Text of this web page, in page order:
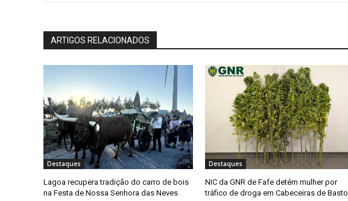
ARTIGOS RELACIONADOS
Destaques
Lagoa recupera tradição do carro de bois
na Festa de Nossa Senhora das Neves
Destaques
NIC da GNR de Fafe detém mulher por
tráfico de droga em Cabeceiras de Basto